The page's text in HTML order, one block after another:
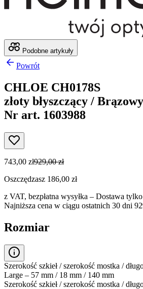
Podobne artykuły
Powrót
CHLOE CH0178S
złoty błyszczący /
Nr art. 1603988
743,00 zł929,00 zł
Oszczędzasz 186,00 zł
z VAT, bezpłatna wysyłka – Dostawa
Najniższa cena w ciągu ostatnich 30 dni
Rozmiar
Szerokość szkieł / szerokość mostka /
Large – 57 mm / 18 mm / 140 mm
Szerokość szkieł / szerokość mostka /